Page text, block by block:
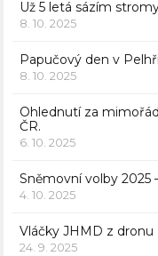
Už 5 letá sázím
8. 10. 2025
Papučový den v
8. 10. 2025
Ohlednutí za
ČR.
6. 10. 2025
Sněmovní volby 2025
4. 10. 2025
Vláčky JHMD z dronu
24. 9. 2025